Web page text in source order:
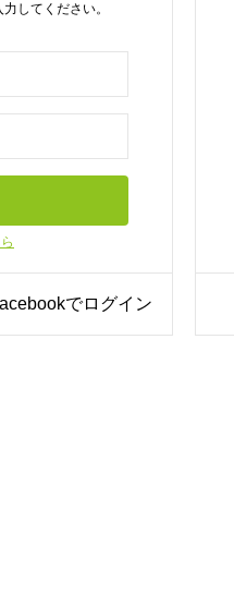
してください。